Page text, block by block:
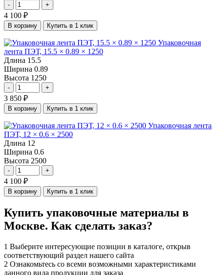
- +
4 100 ₽
В корзину Купить в 1 клик
Упаковочная
лента ПЭТ, 15.5 × 0.89 × 1250
Длина 15.5
Ширина 0.89
Высота 1250
- +
3 850 ₽
В корзину Купить в 1 клик
Упаковочная лента
ПЭТ, 12 × 0.6 × 2500
Длина 12
Ширина 0.6
Высота 2500
- +
4 100 ₽
В корзину Купить в 1 клик
Купить упаковочные материалы в
Москве. Как сделать заказ?
1 Выберите интересующие позиции в каталоге, открыв
соответствующий раздел нашего сайта
2 Ознакомьтесь со всеми возможными характеристиками
данного вида продукции для заказа